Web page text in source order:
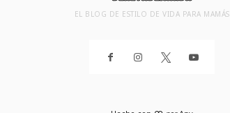
EL BLOG DE ESTILO DE VIDA PARA MAMÁS